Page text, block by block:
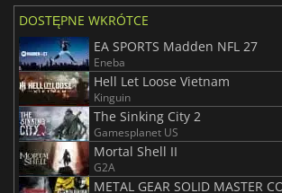
DOSTĘPNE WKRÓTCE
EA SPORTS Madden NFL 27
Eneba
Hell Let Loose Vietnam
Kinguin
The Sinking City 2
Gamesplanet US
Mortal Shell II
G2A